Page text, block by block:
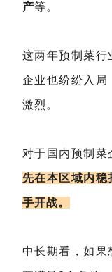
产等。
这两年预制菜行
企业也纷纷入局
激烈。
对于国内预制菜
先在本区域内稳
手开战。
中长期看，如果